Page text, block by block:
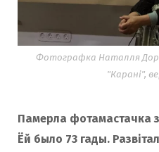
Фотографка Наталля
"Карані",
Памерла фотамастачка
Ёй было 73 гады.